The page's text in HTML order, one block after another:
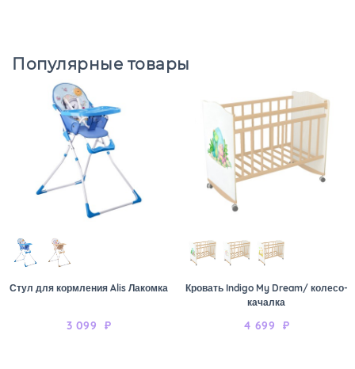
Популярные товары
Стул для кормления Alis Лакомка
3 099 ₽
Кровать Indigo My Dream/ колесо-
качалка
4 699 ₽